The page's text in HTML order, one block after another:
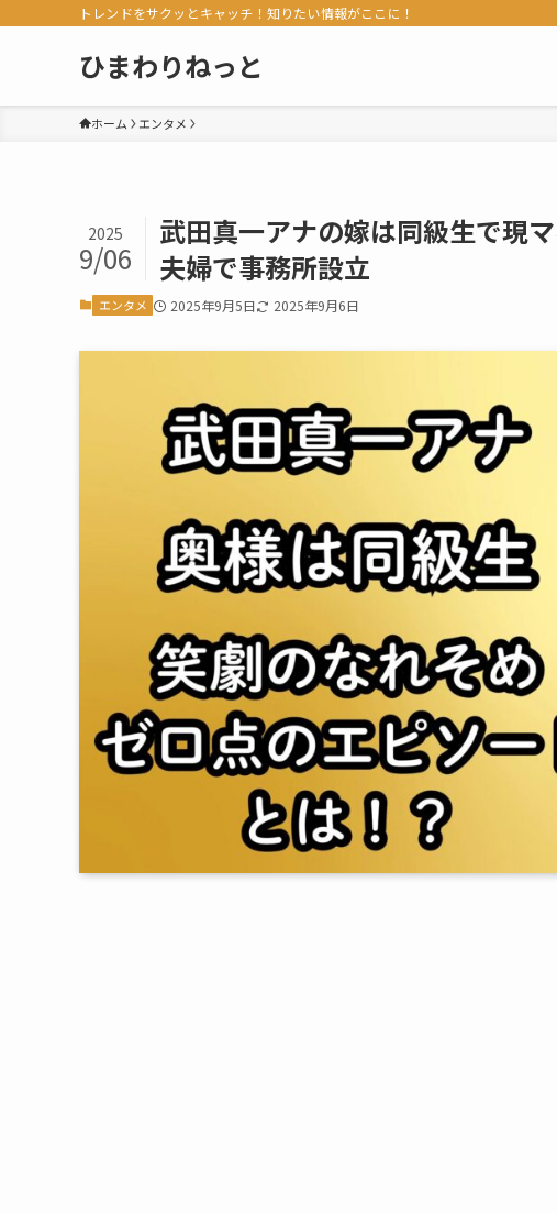
トレンドをサクッとキャッチ！知りたい情報がここに！
ひまわりねっと
ホーム エンタメ
武田真一アナの嫁は同級生で現
夫婦で事務所設立
2025
9/06
エンタメ 2025年9月5日 2025年9月6日